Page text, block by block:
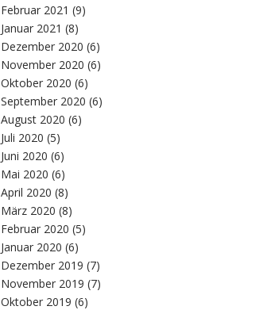
Februar 2021 (9)
Januar 2021 (8)
Dezember 2020 (6)
November 2020 (6)
Oktober 2020 (6)
September 2020 (6)
August 2020 (6)
Juli 2020 (5)
Juni 2020 (6)
Mai 2020 (6)
April 2020 (8)
März 2020 (8)
Februar 2020 (5)
Januar 2020 (6)
Dezember 2019 (7)
November 2019 (7)
Oktober 2019 (6)